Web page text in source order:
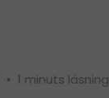
• 1 minuts läsning